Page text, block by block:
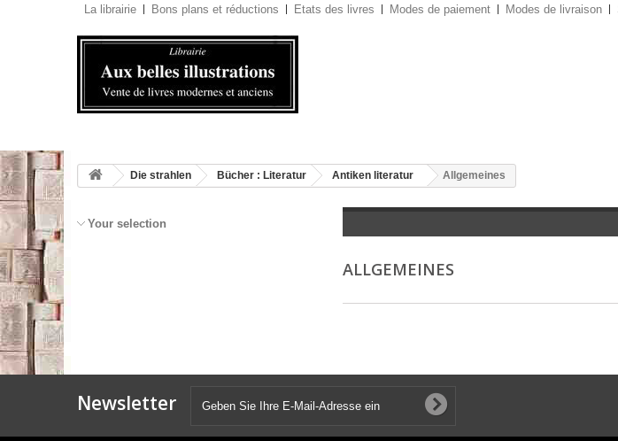
La librairie Bons plans et réductions Etats des livres Modes de paiement Modes de livraison
Die strahlen Bücher : Literatur Antiken literatur Allgemeines
Your selection
ALLGEMEINES
Newsletter